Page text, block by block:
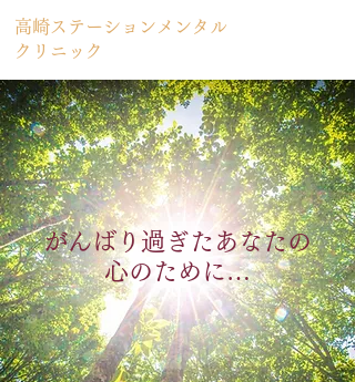
高崎ステーションメンタル
クリニック
がんばり過ぎたあなたの
心のために…